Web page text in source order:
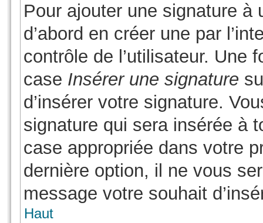
Pour ajouter une signature
d’abord en créer une par
contrôle de l’utilisateur. Une
case Insérer une signature
d’insérer votre signature.
signature qui sera insérée à
case appropriée dans votre
dernière option, il ne vous
message votre souhait
Haut